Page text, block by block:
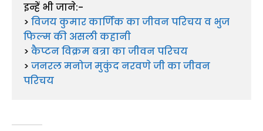
इन्हें भी जाने:-
> विजय कुमार कार्णिक का जीवन परिचय व भुज
फिल्म की असली कहानी
> कैप्टन विक्रम बत्रा का जीवन परिचय
> जनरल मनोज मुकुंद नरवणे जी का जीवन
परिचय